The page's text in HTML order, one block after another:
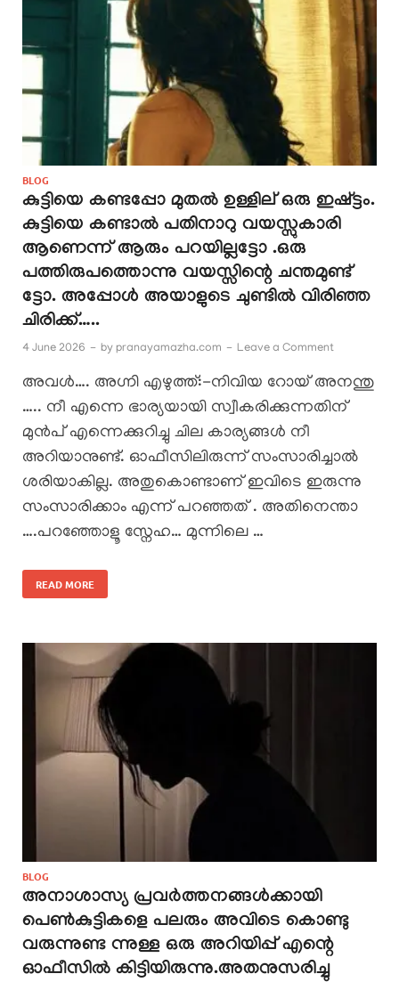
BLOG
കുട്ടിയെ കണ്ടപ്പോ മുതൽ ഉള്ളില് ഒരു ഇഷ്ട്ടം.
കുട്ടിയെ കണ്ടാൽ പതിനാറു വയസ്സുകാരി
ആണെന്ന് ആരും പറയില്ലട്ടോ .ഒരു
പത്തിരുപത്തൊന്നു വയസ്സിന്റെ ചന്തമുണ്ട്
ട്ടോ. അപ്പോൾ അയാളുടെ ചുണ്ടിൽ വിരിഞ്ഞ
ചിരിക്ക്…..
4 June 2026 - by pranayamazha.com - Leave a Comment
അവൾ…. അഗ്നി എഴുത്ത്:-നിവിയ റോയ് അനന്തു
….. നീ എന്നെ ഭാര്യയായി സ്വീകരിക്കുന്നതിന്
മുൻപ് എന്നെക്കുറിച്ചു ചില കാര്യങ്ങൾ നീ
അറിയാനുണ്ട്. ഓഫീസിലിരുന്ന് സംസാരിച്ചാൽ
ശരിയാകില്ല. അതുകൊണ്ടാണ് ഇവിടെ ഇരുന്നു
സംസാരിക്കാം എന്ന് പറഞ്ഞത് . അതിനെന്താ
….പറഞ്ഞോളൂ സ്നേഹ… മുന്നിലെ …
READ MORE
BLOG
അനാശാസ്യ പ്രവർത്തനങ്ങൾക്കായി
പെൺകുട്ടികളെ പലരും അവിടെ കൊണ്ടു
വരുന്നുണ്ട ന്നുള്ള ഒരു അറിയിപ്പ് എന്റെ
ഓഫീസിൽ കിട്ടിയിരുന്നു.അതനുസരിച്ചു